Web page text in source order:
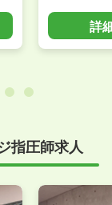
詳
指圧師求人